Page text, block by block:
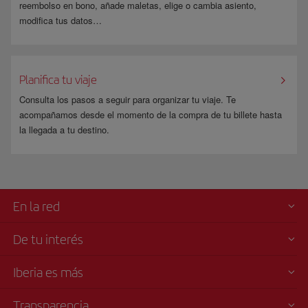
reembolso en bono, añade maletas, elige o cambia asiento,
modifica tus datos…
Planifica tu viaje
Consulta los pasos a seguir para organizar tu viaje. Te
acompañamos desde el momento de la compra de tu billete hasta
la llegada a tu destino.
En la red
De tu interés
Iberia es más